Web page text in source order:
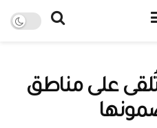
على مناطق